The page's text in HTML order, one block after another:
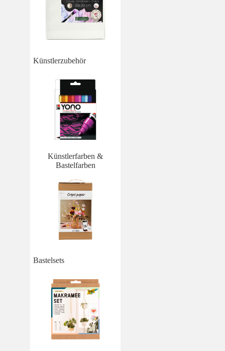
Künstlerzubehör
Künstlerfarben &
Bastelfarben
Bastelsets